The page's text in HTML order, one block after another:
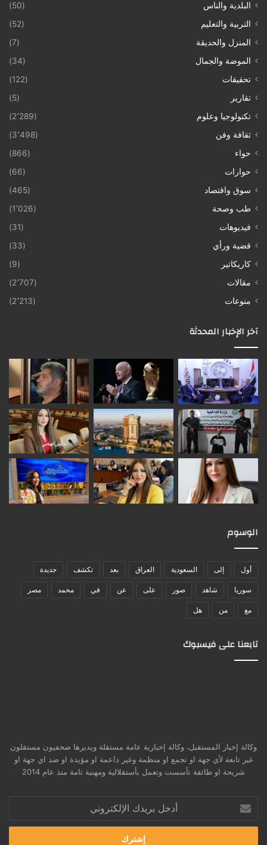
البلدية والناس
(50)
التربية والتعليم
(52)
المنزل والحديقة
(7)
الموضة والجمال
(34)
تحقيقات
(122)
تقارير
(5)
تكنولوجيا وعلوم
(2٬289)
ثقافة وفن
(3٬498)
حواء
(866)
حوارات
(66)
سوق واقتصاد
(465)
طب وصحة
(1٬026)
فيديوهات
(31)
قضية ورأي
(33)
كاريكاتير
(9)
مقالات
(2٬707)
منوعات
(2٬213)
آخر الإخبار المحدثة
الوسوم
أول إلى السعودية العراق بعد تكشف جديدة
سوريا شاهد صور على عن في محمد مصر
مع من هل
تابعنا على فيسبوك
وكالة إخبار المستقبل، وكالة إخبارية عامة مستقلة ويديرها صحفيون مستقلون
غير تابعة لأي جهة او تجمع او منظمة وغير داعمة او مؤيدة او ضد اي جهة او
شريحة او طائفة تأسست وتعمل بأستقلالية ومهنية تامة منذ عام 2014
بريدك
الإلكتروني